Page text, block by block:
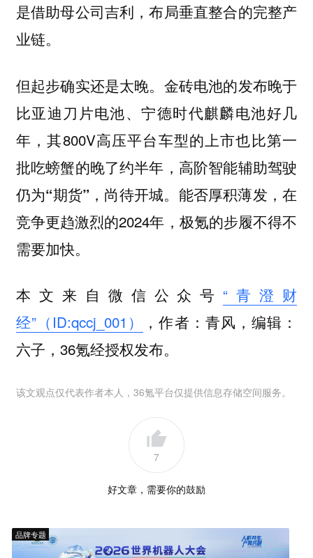
是借助母公司吉利，布局垂直整合的完整产
业链。
但起步确实还是太晚。金砖电池的发布晚于
比亚迪刀片电池、宁德时代麒麟电池好几
年，其800V高压平台车型的上市也比第一
批吃螃蟹的晚了约半年， 高阶智能辅助驾驶
仍为“期货” ，尚待开城。能否厚积薄发，在
竞争更趋激烈的2024年，极氪的步履不得不
需要加快。
本文来自微信公众号 “青澄财
经”（ID:qccj_001）
，作者：青风，编辑：
六子，36氪经授权发布。
该文观点仅代表作者本人，36氪平台仅提供信息存储空间服务。
7
好文章，需要你的鼓励
品牌专题